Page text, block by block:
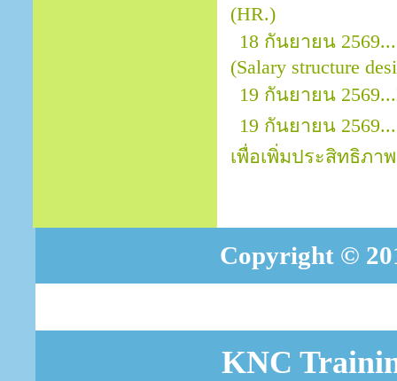
(HR.)
18 กันยายน
(Salary structure
19 กันยายน
19 กันยายน
เพื่อเพิ่มประสิทธิภาพ
Copyright ©
KNC